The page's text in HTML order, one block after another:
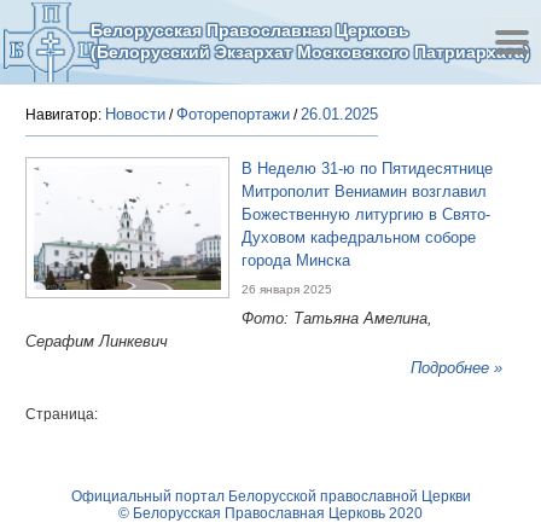
Белорусская Православная Церковь
(Белорусский Экзархат Московского Патриархата)
Навигатор: Новости /Фоторепортажи /26.01.2025
В Неделю 31-ю по Пятидесятнице
Митрополит Вениамин возглавил
Божественную литургию в Свято-
Духовом кафедральном соборе
города Минска
26 января 2025
Фото: Татьяна Амелина,
Серафим Линкевич
Подробнее »
Страница:
Официальный портал Белорусской православной Церкви
© Белорусская Православная Церковь 2020